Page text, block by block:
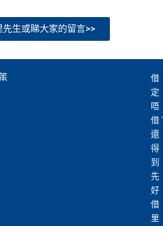
先生或睇大家的留言>>
借
定
唔
借
還
得
到
先
好
借
里